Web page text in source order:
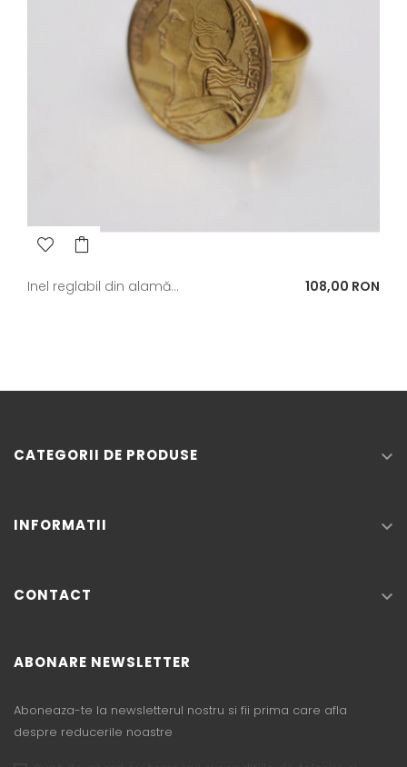
Inel reglabil din alamă... Pret
108,00 RON
CATEGORII DE PRODUSE 
INFORMATII 
CONTACT 
ABONARE NEWSLETTER
Aboneaza-te la newsletterul nostru si fii prima care afla
despre reducerile noastre